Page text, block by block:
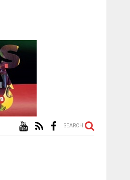
SEARCH